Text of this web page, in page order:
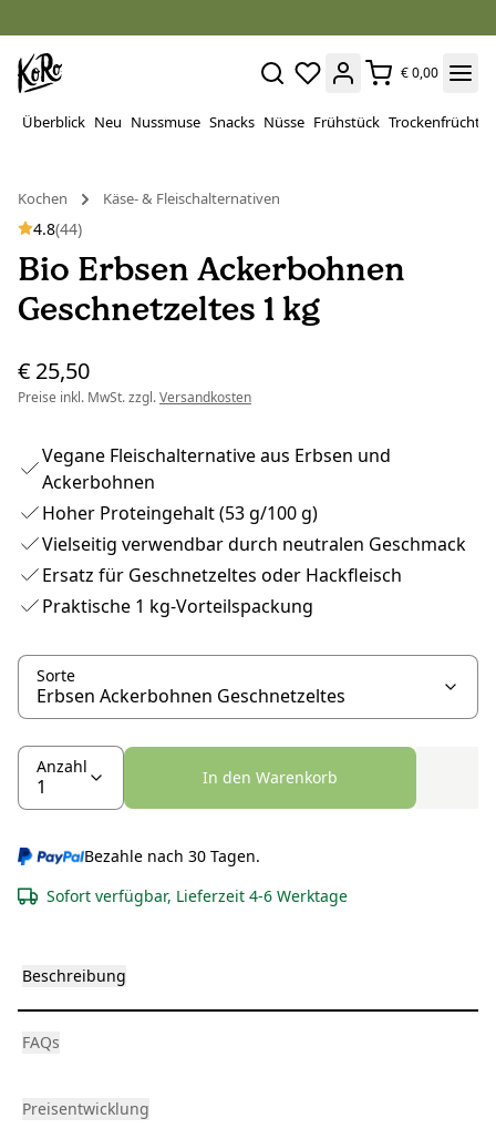
€ 0,00
Überblick Neu Nussmuse Snacks Nüsse Frühstück Trockenfrüchte
Kochen
Käse- & Fleischalternativen
4.8(44)
Bio Erbsen Ackerbohnen
Geschnetzeltes 1 kg
€ 25,50
Preise inkl. MwSt. zzgl.Versandkosten
Vegane Fleischalternative aus Erbsen und
Ackerbohnen
Hoher Proteingehalt (53 g/100 g)
Vielseitig verwendbar durch neutralen Geschmack
Ersatz für Geschnetzeltes oder Hackfleisch
Praktische 1 kg-Vorteilspackung
Sorte
Anzahl
In den Warenkorb
Bezahle nach 30 Tagen.
Sofort verfügbar, Lieferzeit 4-6 Werktage
Beschreibung
FAQs
Preisentwicklung